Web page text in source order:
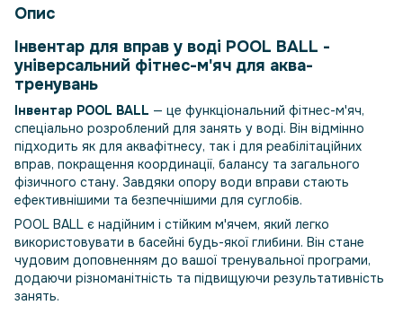
Опис
Інвентар для вправ у воді POOL BALL -
універсальний фітнес-м'яч для аква-
тренувань
Інвентар POOL BALL — це функціональний фітнес-м'яч,
спеціально розроблений для занять у воді. Він відмінно
підходить як для аквафітнесу, так і для реабілітаційних
вправ, покращення координації, балансу та загального
фізичного стану. Завдяки опору води вправи стають
ефективнішими та безпечнішими для суглобів.
POOL BALL є надійним і стійким м'ячем, який легко
використовувати в басейні будь-якої глибини. Він стане
чудовим доповненням до вашої тренувальної програми,
додаючи різноманітність та підвищуючи результативність
занять.